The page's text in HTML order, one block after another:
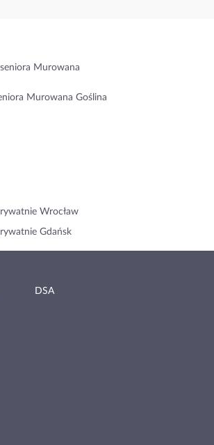
Murowana
Murowana Goślina
Wrocław
Gdańsk
DSA